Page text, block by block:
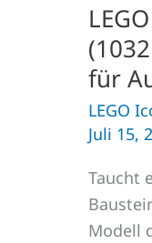
für
LEGO
Juli 15,
Taucht
Modell